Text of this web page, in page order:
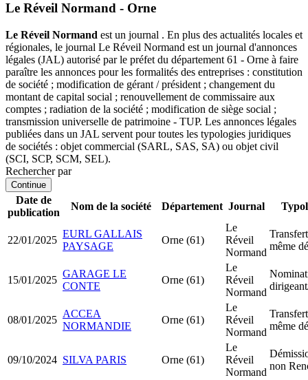
Le Réveil Normand - Orne
Le Réveil Normand est un journal . En plus des actualités locales et
régionales, le journal Le Réveil Normand est un journal d'annonces
légales (JAL) autorisé par le préfet du département 61 - Orne à faire
paraître les annonces pour les formalités des entreprises : constitution
de société ; modification de gérant / président ; changement du
montant de capital social ; renouvellement de commissaire aux
comptes ; radiation de la société ; modification de siège social ;
transmission universelle de patrimoine - TUP. Les annonces légales
publiées dans un JAL servent pour toutes les typologies juridiques
de sociétés : objet commercial (SARL, SAS, SA) ou objet civil
(SCI, SCP, SCM, SEL).
Rechercher par
Continue
Date de
publication
Nom de la société Département Journal
22/01/2025
EURL GALLAIS
PAYSAGE
Orne (61)
Le
Réveil
Normand
même
15/01/2025
GARAGE LE
CONTE
Orne (61)
Le
Réveil
Normand
08/01/2025
ACCEA
NORMANDIE
Orne (61)
Le
Réveil
Normand
même
09/10/2024 SILVA PARIS Orne (61)
Le
Réveil
Normand
non